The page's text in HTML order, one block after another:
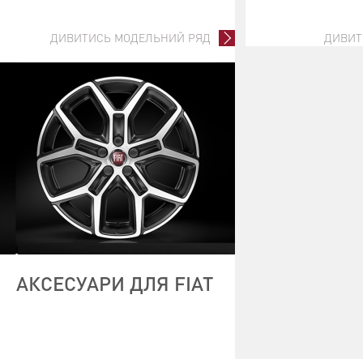
ДИВИТИСЬ МОДЕЛЬНИЙ РЯД
АКСЕСУАРИ ДЛЯ FIAT